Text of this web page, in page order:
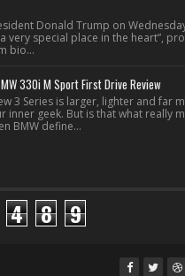
Donald Trump on
very special place in the heart”,
bio...
330i M Sport First Drive Review
3 Series is larger, lighter and far
inner geek. But is that what really
BMW define...
4 8 9